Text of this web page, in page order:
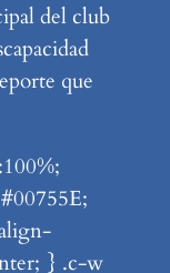
del club
que
} .c-w